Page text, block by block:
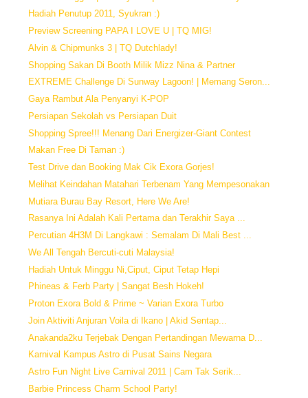
Hadiah Penutup 2011, Syukran :)
Preview Screening PAPA I LOVE U | TQ MIG!
Alvin & Chipmunks 3 | TQ Dutchlady!
Shopping Sakan Di Booth Milik Mizz Nina & Partner
EXTREME Challenge Di Sunway Lagoon! | Memang Seron...
Gaya Rambut Ala Penyanyi K-POP
Persiapan Sekolah vs Persiapan Duit
Shopping Spree!!! Menang Dari Energizer-Giant Contest
Makan Free Di Taman :)
Test Drive dan Booking Mak Cik Exora Gorjes!
Melihat Keindahan Matahari Terbenam Yang Mempesonakan
Mutiara Burau Bay Resort, Here We Are!
Rasanya Ini Adalah Kali Pertama dan Terakhir Saya ...
Percutian 4H3M Di Langkawi : Semalam Di Mali Best ...
We All Tengah Bercuti-cuti Malaysia!
Hadiah Untuk Minggu Ni,Ciput, Ciput Tetap Hepi
Phineas & Ferb Party | Sangat Besh Hokeh!
Proton Exora Bold & Prime ~ Varian Exora Turbo
Join Aktiviti Anjuran Voila di Ikano | Akid Sentap...
Anakanda2ku Terjebak Dengan Pertandingan Mewarna D...
Karnival Kampus Astro di Pusat Sains Negara
Astro Fun Night Live Carnival 2011 | Cam Tak Serik...
Barbie Princess Charm School Party!